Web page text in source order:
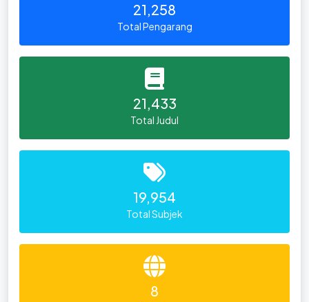
21,258
Total Pengarang
21,433
Total Judul
19,954
Total Subjek
8